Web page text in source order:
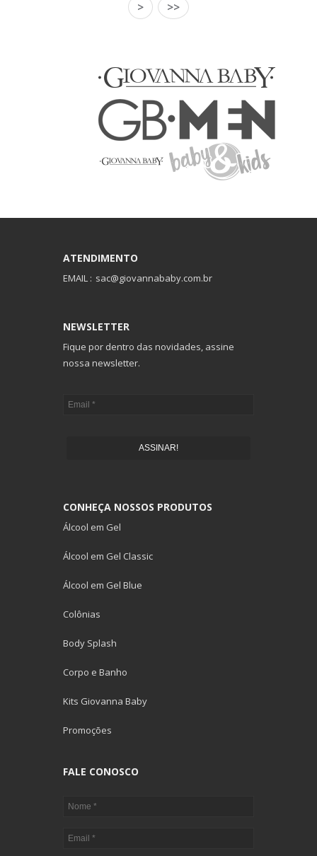
>
>>
ATENDIMENTO
EMAIL : sac@giovannababy.com.br
NEWSLETTER
Fique por dentro das novidades, assine
nossa newsletter.
ASSINAR!
CONHEÇA NOSSOS PRODUTOS
Álcool em Gel
Álcool em Gel Classic
Álcool em Gel Blue
Colônias
Body Splash
Corpo e Banho
Kits Giovanna Baby
Promoções
FALE CONOSCO